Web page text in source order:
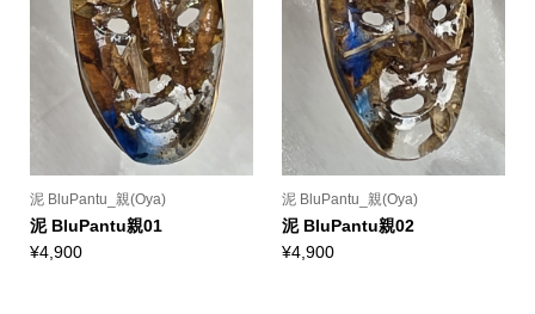
泥 BluPantu_親(Oya)
泥 BluPantu親01
¥4,900
泥 BluPantu_親(Oya)
泥 BluPantu親02
¥4,900